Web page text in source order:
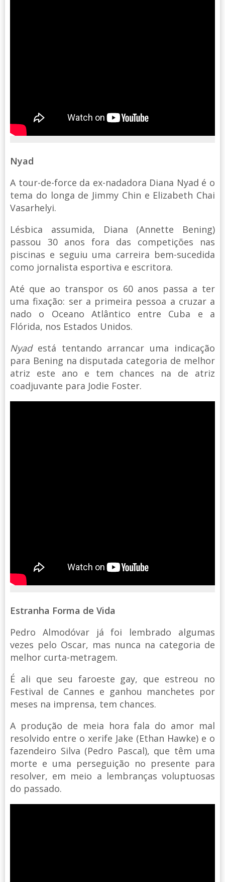
Nyad
A tour-de-force da ex-nadadora Diana Nyad é o
tema do longa de Jimmy Chin e Elizabeth Chai
Vasarhelyi.
Lésbica assumida, Diana (Annette Bening)
passou 30 anos fora das competições nas
piscinas e seguiu uma carreira bem-sucedida
como jornalista esportiva e escritora.
Até que ao transpor os 60 anos passa a ter
uma fixação: ser a primeira pessoa a cruzar a
nado o Oceano Atlântico entre Cuba e a
Flórida, nos Estados Unidos.
Nyadestá tentando arrancar uma indicação
para Bening na disputada categoria de melhor
atriz este ano e tem chances na de atriz
coadjuvante para Jodie Foster.
Estranha Forma de Vida
Pedro Almodóvar já foi lembrado algumas
vezes pelo Oscar, mas nunca na categoria de
melhor curta-metragem.
É ali que seu faroeste gay, que estreou no
Festival de Cannes e ganhou manchetes por
meses na imprensa, tem chances.
A produção de meia hora fala do amor mal
resolvido entre o xerife Jake (Ethan Hawke) e o
fazendeiro Silva (Pedro Pascal), que têm uma
morte e uma perseguição no presente para
resolver, em meio a lembranças voluptuosas
do passado.